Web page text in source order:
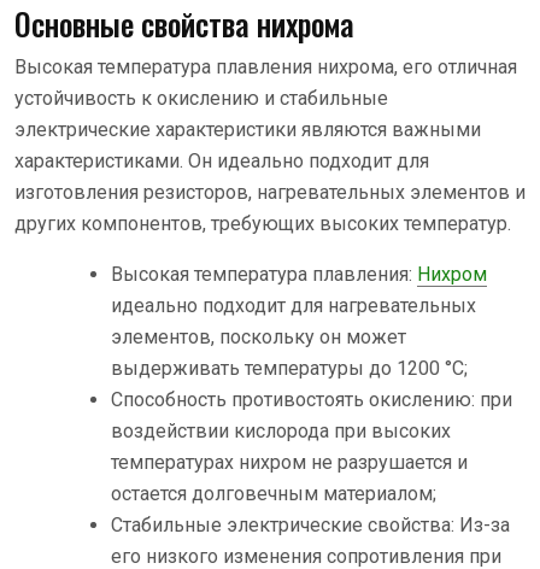
Основные свойства нихрома
Высокая температура плавления нихрома, его отличная
устойчивость к окислению и стабильные
электрические характеристики являются важными
характеристиками. Он идеально подходит для
изготовления резисторов, нагревательных элементов и
других компонентов, требующих высоких температур.
Высокая температура плавления: Нихром
идеально подходит для нагревательных
элементов, поскольку он может
выдерживать температуры до 1200 °C;
Способность противостоять окислению: при
воздействии кислорода при высоких
температурах нихром не разрушается и
остается долговечным материалом;
Стабильные электрические свойства: Из-за
его низкого изменения сопротивления при